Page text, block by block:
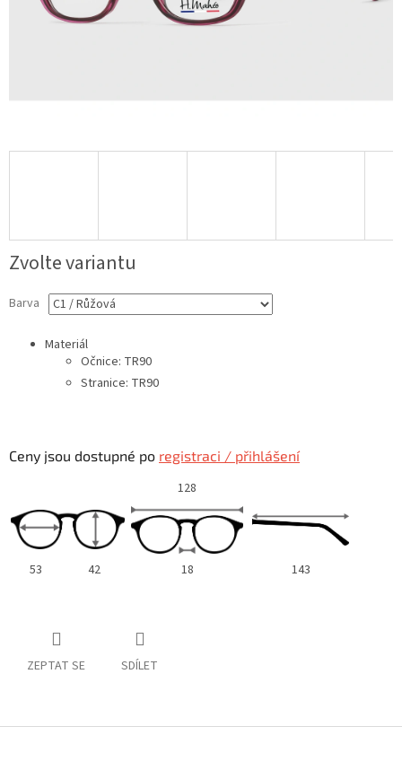
Zvolte variantu
Barva
Materiál
Očnice: TR90
Stranice: TR90
Ceny jsou dostupné po registraci / přihlášení
128
53 42 18 143
ZEPTAT SE SDÍLET